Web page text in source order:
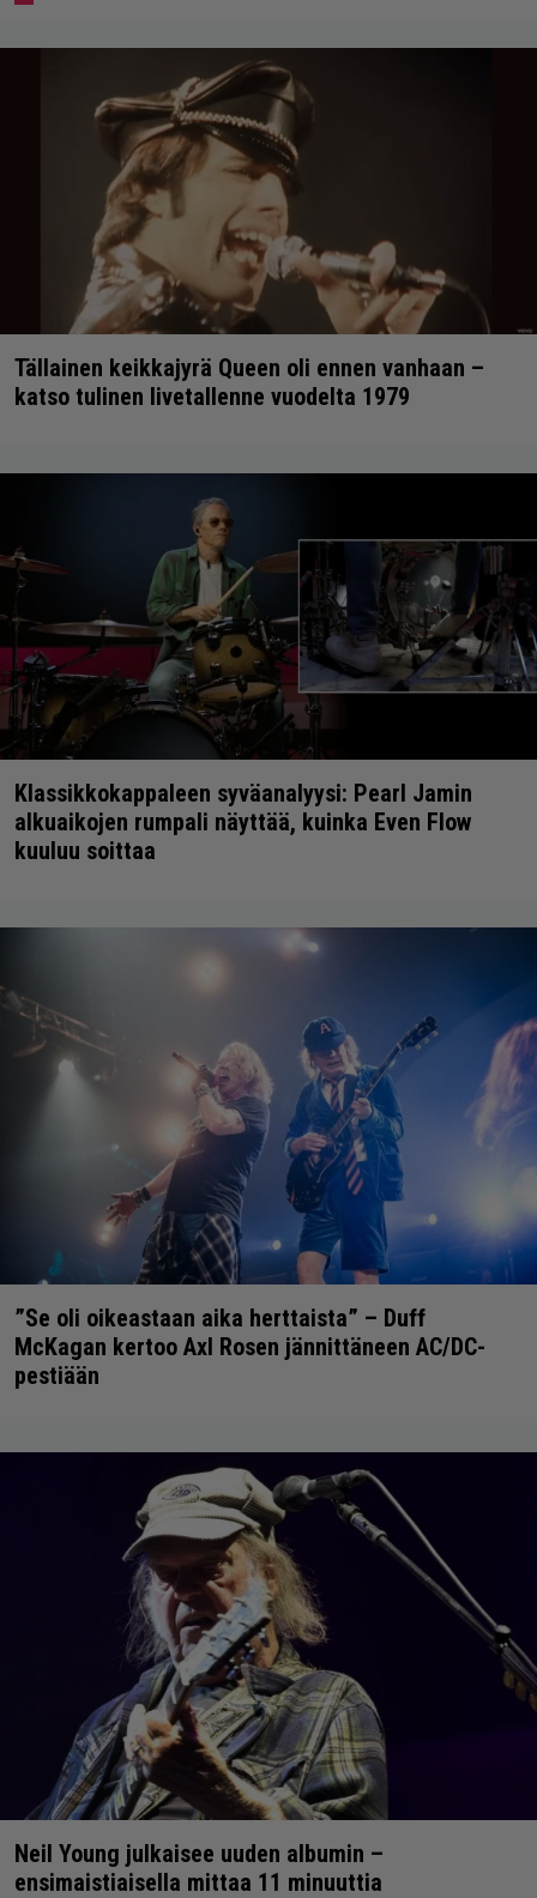
Tällainen keikkajyrä Queen oli ennen vanhaan –
katso tulinen livetallenne vuodelta 1979
Klassikkokappaleen syväanalyysi: Pearl Jamin
alkuaikojen rumpali näyttää, kuinka Even Flow
kuuluu soittaa
”Se oli oikeastaan aika herttaista” – Duff
McKagan kertoo Axl Rosen jännittäneen AC/DC-
pestiään
Neil Young julkaisee uuden albumin –
ensimaistiaisella mittaa 11 minuuttia